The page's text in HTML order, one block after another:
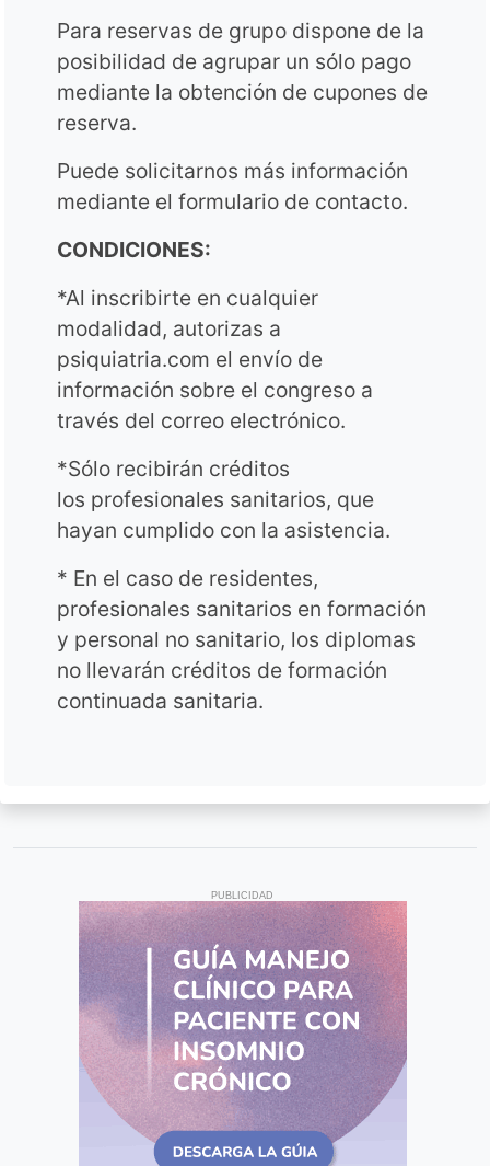
Para reservas de grupo dispone de la
posibilidad de agrupar un sólo pago
mediante la obtención de cupones de
reserva.
Puede solicitarnos más información
mediante el formulario de contacto.
CONDICIONES:
*Al inscribirte en cualquier
modalidad, autorizas a
psiquiatria.com el envío de
información sobre el congreso a
través del correo electrónico.
*Sólo recibirán créditos
los profesionales sanitarios, que
hayan cumplido con la asistencia.
* En el caso de residentes,
profesionales sanitarios en formación
y personal no sanitario, los diplomas
no llevarán créditos de formación
continuada sanitaria.
PUBLICIDAD